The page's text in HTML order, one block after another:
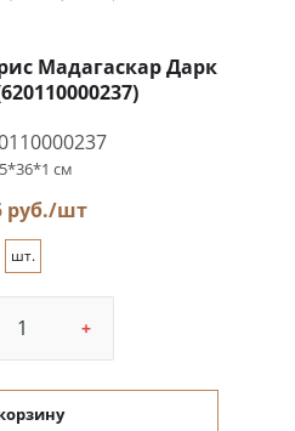
Мадагаскар Дарк
см
руб./шт
шт.
+